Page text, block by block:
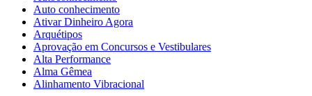
Auto conhecimento
Ativar Dinheiro Agora
Arquétipos
Aprovação em Concursos e Vestibulares
Alta Performance
Alma Gêmea
Alinhamento Vibracional